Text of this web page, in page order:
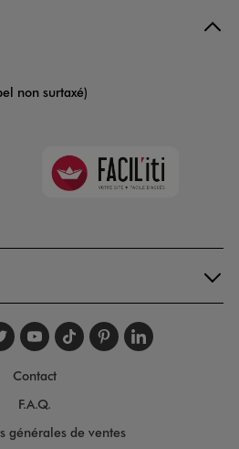
non surtaxé)
Faciliti
nous sur
nous sur
nous sur
Suivez-nous
Suivez-nous
Suivez-
Contact
F.A.Q.
générales de ventes